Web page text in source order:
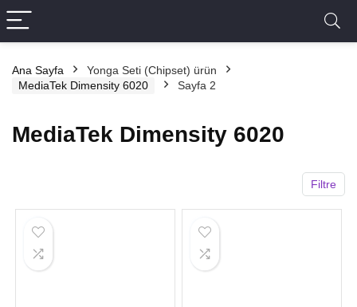
Ana Sayfa
Yonga Seti (Chipset) ürün
MediaTek Dimensity 6020
Sayfa 2
MediaTek Dimensity 6020
Filtre